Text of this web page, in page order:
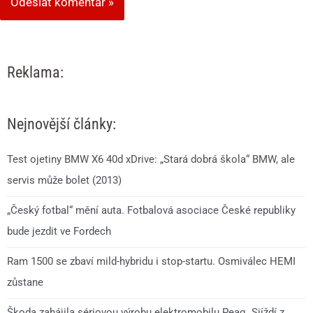
Reklama:
Nejnovější články:
Test ojetiny BMW X6 40d xDrive: „Stará dobrá škola“ BMW, ale
servis může bolet (2013)
„Český fotbal“ mění auta. Fotbalová asociace České republiky
bude jezdit ve Fordech
Ram 1500 se zbaví mild-hybridu i stop-startu. Osmiválec HEMI
zůstane